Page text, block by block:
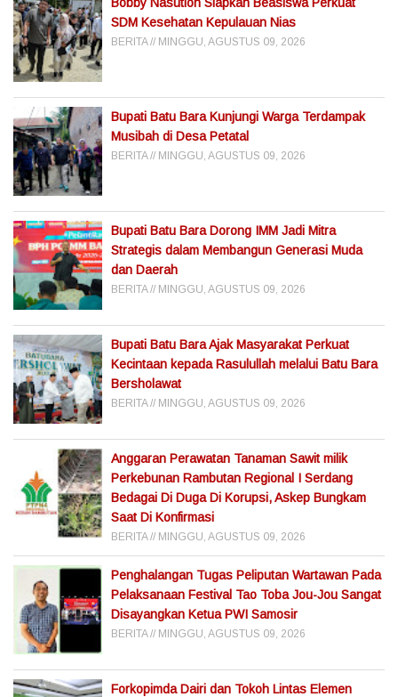
SDM Kesehatan Kepulauan Nias
BERITA MINGGU, AGUSTUS 09, 2026
Bupati Batu Bara Kunjungi Warga Terdampak
Musibah di Desa Petatal
BERITA MINGGU, AGUSTUS 09, 2026
Bupati Batu Bara Dorong IMM Jadi Mitra
Strategis dalam Membangun Generasi Muda
dan Daerah
BERITA MINGGU, AGUSTUS 09, 2026
Bupati Batu Bara Ajak Masyarakat Perkuat
Kecintaan kepada Rasulullah melalui Batu Bara
Bersholawat
BERITA MINGGU, AGUSTUS 09, 2026
Anggaran Perawatan Tanaman Sawit milik
Perkebunan Rambutan Regional I Serdang
Bedagai Di Duga Di Korupsi, Askep Bungkam
Saat Di Konfirmasi
BERITA MINGGU, AGUSTUS 09, 2026
Penghalangan Tugas Peliputan Wartawan Pada
Pelaksanaan Festival Tao Toba Jou-Jou Sangat
Disayangkan Ketua PWI Samosir
BERITA MINGGU, AGUSTUS 09, 2026
Forkopimda Dairi dan Tokoh Lintas Elemen